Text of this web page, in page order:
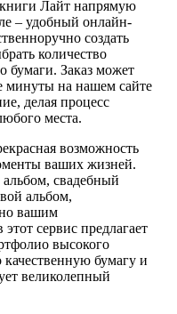
Лайт напрямую
– удобный онлайн-
создать
количество
бумаги. Заказ может
минуты на нашем сайте
делая процесс
места.
возможность
ваших жизней.
свадебный
альбом,
вашим
сервис предлагает
высокого
бумагу и
великолепный